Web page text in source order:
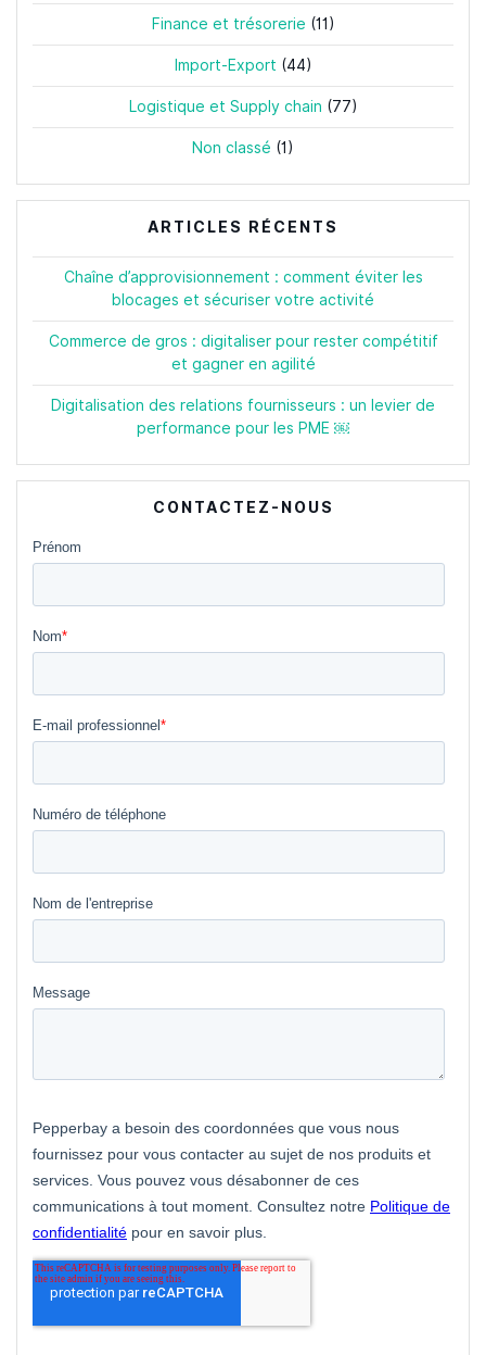
Finance et trésorerie (11)
Import-Export (44)
Logistique et Supply chain (77)
Non classé (1)
ARTICLES RÉCENTS
Chaîne d’approvisionnement : comment éviter les
blocages et sécuriser votre activité
Commerce de gros : digitaliser pour rester compétitif
et gagner en agilité
Digitalisation des relations fournisseurs : un levier de
performance pour les PME ￼
CONTACTEZ-NOUS